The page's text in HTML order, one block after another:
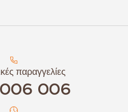
παραγγελίες
006